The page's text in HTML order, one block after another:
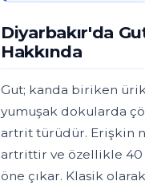
Diyarbakır'da
Hakkında
Gut; kanda biriken
yumuşak dokularda
artrit türüdür. Erişkin
artrittir ve özellikle 40
öne çıkar. Klasik